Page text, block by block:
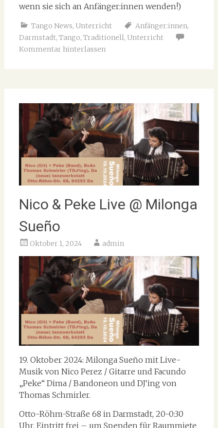
wenn sie sich an Anfänger:innen wenden!)
Tango News, Unterricht Anfänger:innen,
Darmstadt, Tango, Traditionell, Unterricht
Kommentar hinterlassen
Nico & Peke Live @ Milonga
Sueño
Oktober 1, 2024 admin
19. Oktober 2024: Milonga Sueño mit Live-
Musik von Nico Perez / Gitarre und Facundo
„Peke“ Dima / Bandoneon und DJ‘ing von
Thomas Schmirler.
Otto-Röhm-Straße 68 in Darmstadt, 20-0:30
Uhr, Eintritt frei – um Spenden für Raummiete